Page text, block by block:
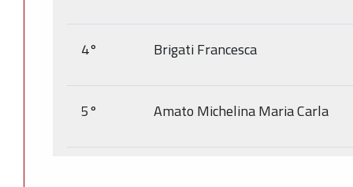
4° Brigati Francesca
5° Amato Michelina Maria Carla